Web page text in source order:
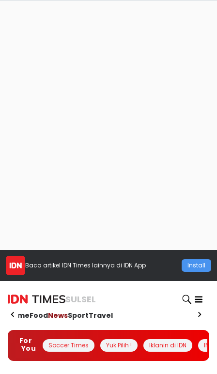
Baca artikel IDN Times lainnya di IDN App Install
SULSEL
HomeFoodNewsSportTravel
For
You
Soccer Times Yuk Pilih ! Iklanin di IDN